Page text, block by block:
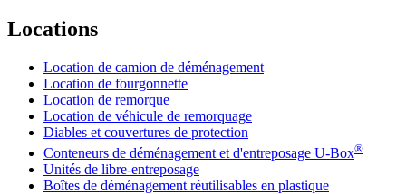
Locations
Location de camion de déménagement
Location de fourgonnette
Location de remorque
Location de véhicule de remorquage
Diables et couvertures de protection
Conteneurs de déménagement et d'entreposage U-Box®
Unités de libre-entreposage
Boîtes de déménagement réutilisables en plastique